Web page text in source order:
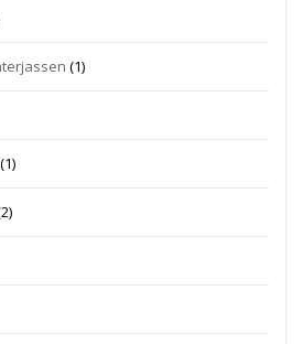
(1)
(1)